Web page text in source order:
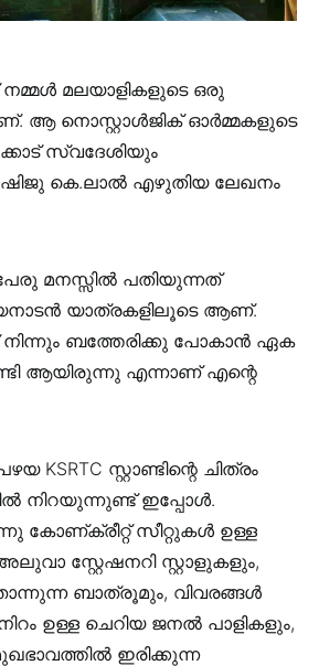
മലയാളികളുടെ ഒരു
ആ നൊസ്റ്റാൾജിക് ഓർമ്മകളുടെ
സ്വദേശിയും
കെ.ലാൽ എഴുതിയ ലേഖനം
മനസ്സിൽ പതിയുന്നത്
യാത്രകളിലൂടെ ആണ്.
നിന്നും ബത്തേരിക്കു പോകാൻ ഏക
ആയിരുന്നു എന്നാണ് എന്റെ
KSRTC സ്റ്റാണ്ടിന്റെ ചിത്രം
നിറയുന്നുണ്ട് ഇപ്പോൾ.
കോണ്ക്രീറ്റ് സീറ്റുകൾ ഉള്ള
സ്റ്റേഷനറി സ്റ്റാളുകളും,
ബാത്രൂമും, വിവരങ്ങൾ
ഉള്ള ചെറിയ ജനൽ പാളികളും,
ഇരിക്കുന്ന